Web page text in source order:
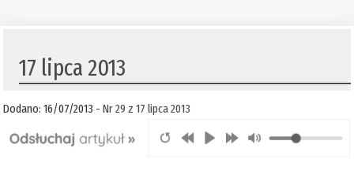
17 lipca 2013
Dodano: 16/07/2013 -Nr 29 z 17 lipca 2013